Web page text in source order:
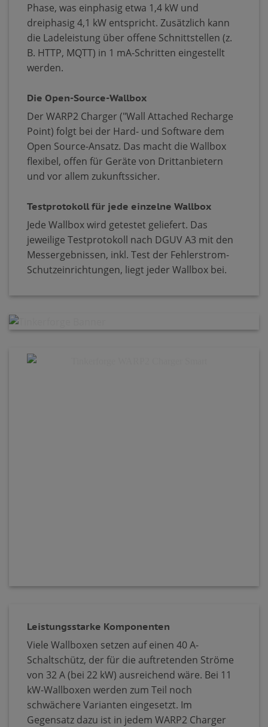
Phase, was einphasig etwa 1,4 kW und
dreiphasig 4,1 kW entspricht. Zusätzlich kann
die Ladeleistung über offene Schnittstellen (z.
B. HTTP, MQTT) in 1 mA-Schritten eingestellt
werden.
Die Open-Source-Wallbox
Der WARP2 Charger ("Wall Attached Recharge
Point) folgt bei der Hard- und Software dem
Open Source-Ansatz. Das macht die Wallbox
flexibel, offen für Geräte von Drittanbietern
und vor allem zukunftssicher.
Testprotokoll für jede einzelne Wallbox
Jede Wallbox wird getestet geliefert. Das
jeweilige Testprotokoll nach DGUV A3 mit den
Messergebnissen, inkl. Test der Fehlerstrom-
Schutzeinrichtungen, liegt jeder Wallbox bei.
Leistungsstarke Komponenten
Viele Wallboxen setzen auf einen 40 A-
Schaltschütz, der für die auftretenden Ströme
von 32 A (bei 22 kW) ausreichend wäre. Bei 11
kW-Wallboxen werden zum Teil noch
schwächere Varianten eingesetzt. Im
Gegensatz dazu ist in jedem WARP2 Charger